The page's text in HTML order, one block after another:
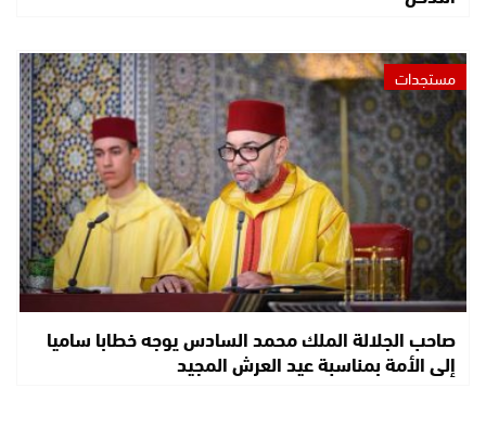
مستجدات
صاحب الجلالة الملك محمد السادس يوجه خطابا ساميا
إلى الأمة بمناسبة عيد العرش المجيد